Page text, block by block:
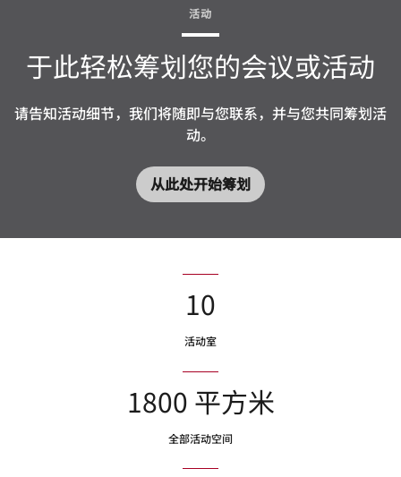
活动
于此轻松筹划您的会议或活动
请告知活动细节，我们将随即与您联系，并与您共同筹划活
动。
从此处开始筹划
10
活动室
1800 平方米
全部活动空间